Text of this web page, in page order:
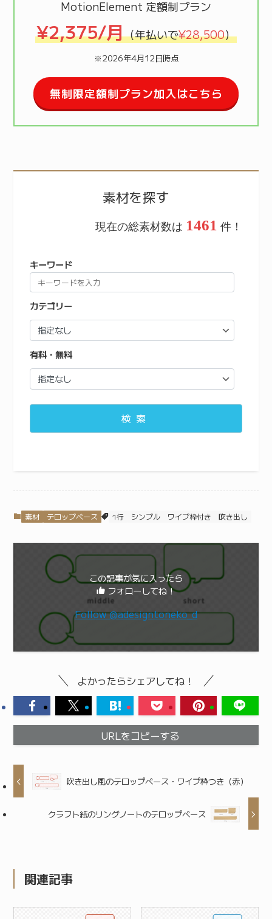
MotionElement 定額制プラン
¥2,375/月（年払いで¥28,500）
※2026年4月12日時点
無制限定額制プラン加入はこちら
素材を探す
現在の総素材数は 1461 件！
キーワード
カテゴリー
有料・無料
検索
素材 テロップベース 1行 シンプル ワイプ枠付き 吹き出し
この記事が気に入ったら
フォローしてね！
Follow @adesigntoneko_d
よかったらシェアしてね！
URLをコピーする
吹き出し風のテロップベース・ワイプ枠つき（赤）
クラフト紙のリングノートのテロップベース
関連記事